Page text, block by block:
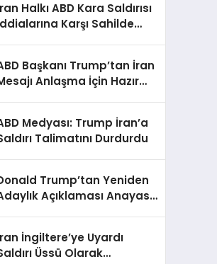
Halkı ABD Kara Saldırısı
Karşı Sahilde
Başkanı Trump’tan İran
Anlaşma İçin Hazır
Medyası: Trump İran’a
Talimatını Durdurdu
Trump’tan Yeniden
Açıklaması Anayasa
İngiltere’ye Uyardı
Üssü Olarak